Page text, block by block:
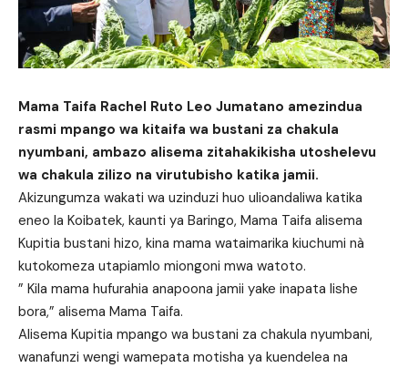
Mama Taifa Rachel Ruto Leo Jumatano amezindua
rasmi mpango wa kitaifa wa bustani za chakula
nyumbani, ambazo alisema zitahakikisha utoshelevu
wa chakula zilizo na virutubisho katika jamii.
Akizungumza wakati wa uzinduzi huo ulioandaliwa katika
eneo la Koibatek, kaunti ya Baringo, Mama Taifa alisema
Kupitia bustani hizo, kina mama wataimarika kiuchumi nà
kutokomeza utapiamlo miongoni mwa watoto.
” Kila mama hufurahia anapoona jamii yake inapata lishe
bora,” alisema Mama Taifa.
Alisema Kupitia mpango wa bustani za chakula nyumbani,
wanafunzi wengi wamepata motisha ya kuendelea na